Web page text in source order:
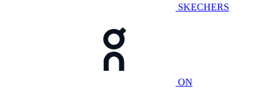
SKECHERS
ON